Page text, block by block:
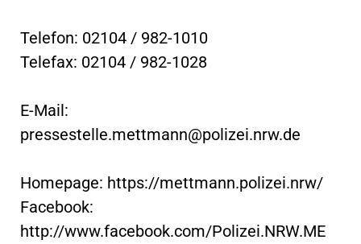
Telefon: 02104 / 982-1010
Telefax: 02104 / 982-1028
E-Mail:
pressestelle.mettmann@polizei.nrw.de
Homepage: https://mettmann.polizei.nrw/
Facebook:
http://www.facebook.com/Polizei.NRW.ME